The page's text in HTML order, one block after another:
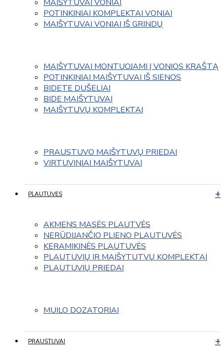
MAIŠYTUVAI VONIAI
POTINKINIAI KOMPLEKTAI VONIAI
MAIŠYTUVAI VONIAI IŠ GRINDŲ
MAIŠYTUVAI MONTUOJAMI Į VONIOS KRAŠTĄ
POTINKINIAI MAIŠYTUVAI IŠ SIENOS
BIDETE DUŠELIAI
BIDE MAIŠYTUVAI
MAIŠYTUVŲ KOMPLEKTAI
PRAUSTUVO MAIŠYTUVŲ PRIEDAI
VIRTUVINIAI MAIŠYTUVAI
PLAUTUVĖS
AKMENS MASĖS PLAUTVĖS
NERŪDIJANČIO PLIENO PLAUTUVĖS
KERAMIKINĖS PLAUTUVĖS
PLAUTUVIŲ IR MAIŠYTUTVŲ KOMPLEKTAI
PLAUTUVIŲ PRIEDAI
MUILO DOZATORIAI
PRAUSTUVAI